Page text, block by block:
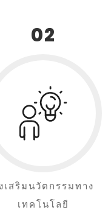
02
เสริมนวัตกรรมทาง
เทคโนโลยี